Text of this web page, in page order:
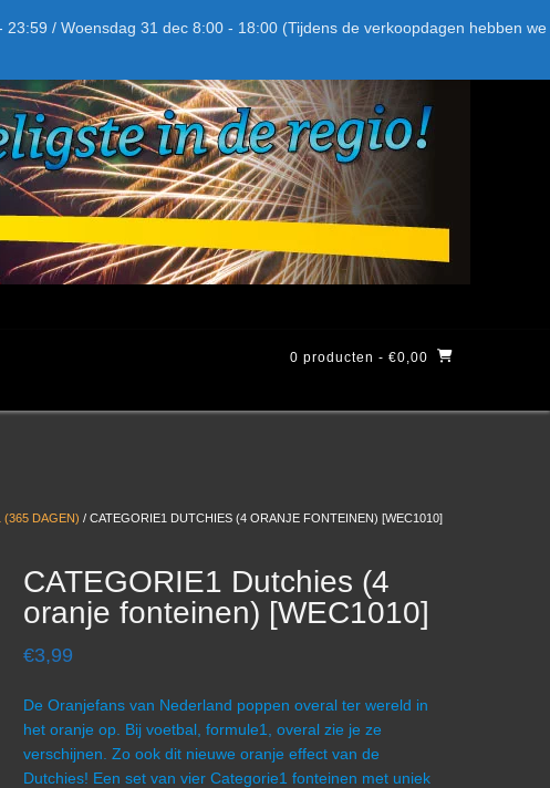
/ Woensdag 31 dec 8:00 - 18:00 (Tijdens de verkoopdagen hebben we
0 producten - €0,00
(365 DAGEN) / CATEGORIE1 DUTCHIES (4 ORANJE FONTEINEN) [WEC1010]
CATEGORIE1 Dutchies (4
oranje fonteinen) [WEC1010]
€3,99
De Oranjefans van Nederland poppen overal ter wereld in
het oranje op. Bij voetbal, formule1, overal zie je ze
verschijnen. Zo ook dit nieuwe oranje effect van de
Dutchies! Een set van vier Categorie1 fonteinen met uniek